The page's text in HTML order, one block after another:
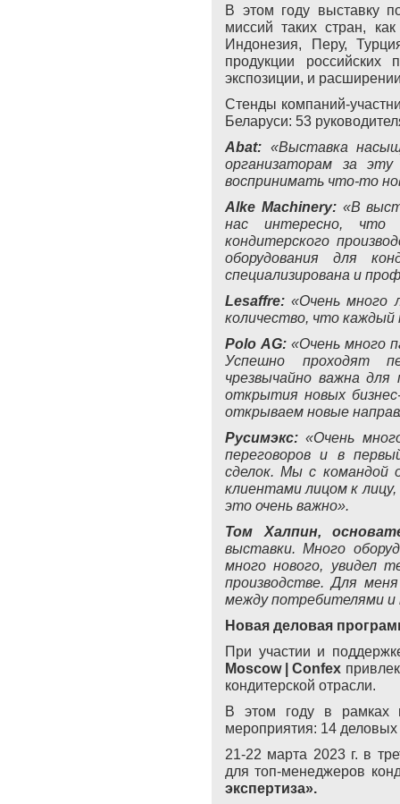
В этом году выставку
миссий таких стран,
Индонезия, Перу,
продукции российских
экспозиции, и
Стенды компаний-
Беларуси: 53
Abat: «Выставка
организаторам за
воспринимать что-то
Alke Machinery: «В
нас интересно, что
кондитерского
оборудования для
специализирована и
Lesaffre: «Очень много
количество, что каждый
Polo AG:«Очень много
Успешно проходят
чрезвычайно важна
открытия новых
открываем новые
Русимэкс:«Очень
переговоров и в
сделок. Мы с командой
клиентами лицом к лицу,
это очень важно».
Том Халпин,
выставки. Много
много нового, увидел
производстве. Для
между потребителями и
Новая деловая
При участии и
Moscow|Confex
кондитерской отрасли.
В этом году в рамках
мероприятия: 14
21-22 марта 2023 г. в
для топ-менеджеров
экспертиза».